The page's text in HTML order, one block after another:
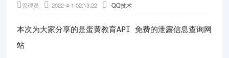
管理员 2022-4-1 02:13:22 QQ技术
本次为大家分享的是蛋黄教育API 免费的泄露信息查询网
站